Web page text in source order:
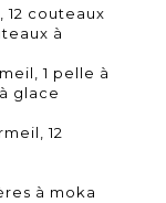
couteaux
à
1 pelle à
glace
12
à moka